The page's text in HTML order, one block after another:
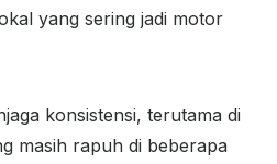
yang sering jadi motor
konsistensi, terutama di
masih rapuh di beberapa